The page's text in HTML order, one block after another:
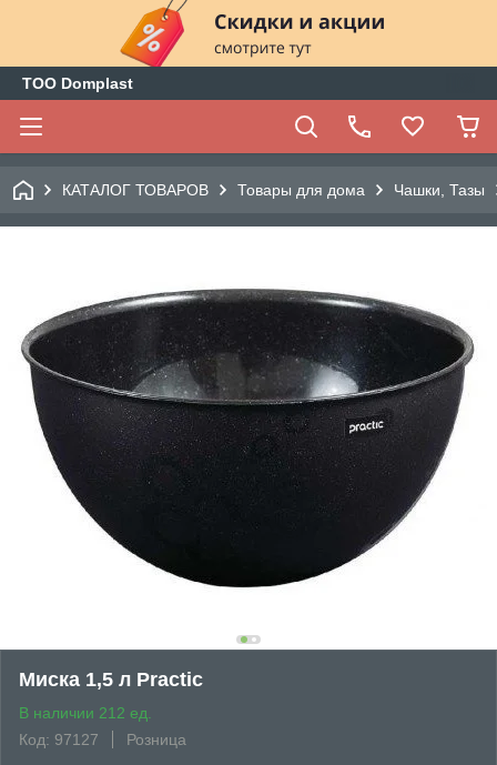
ТОО Domplast
КАТАЛОГ ТОВАРОВ Товары для дома Чашки, Тазы
Миска 1,5 л Practic
В наличии 212 ед.
Код: 97127
Розница